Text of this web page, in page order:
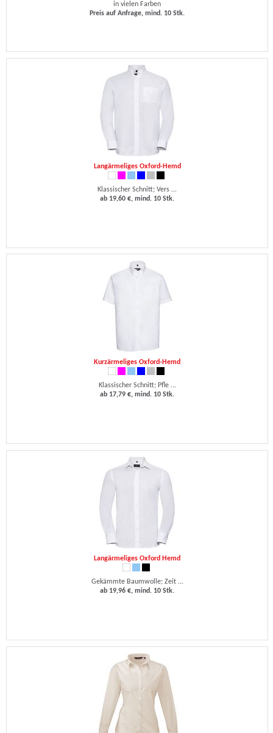
in vielen Farben
Preis auf Anfrage, mind. 10 Stk.
Langärmeliges Oxford-Hemd
Klassischer Schnitt; Vers ...
ab 19,60 €, mind. 10 Stk.
Kurzärmeliges Oxford-Hemd
Klassischer Schnitt; Pfle ...
ab 17,79 €, mind. 10 Stk.
Langärmeliges Oxford Hemd
Gekämmte Baumwolle; Zeit ...
ab 19,96 €, mind. 10 Stk.